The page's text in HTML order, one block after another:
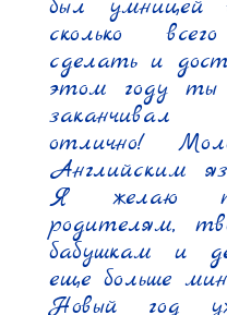
был умницей
сколько
сделать и
этом году
отлично!
Английским
Я желаю
родителям,
бабушкам и
еще больше
Новый год